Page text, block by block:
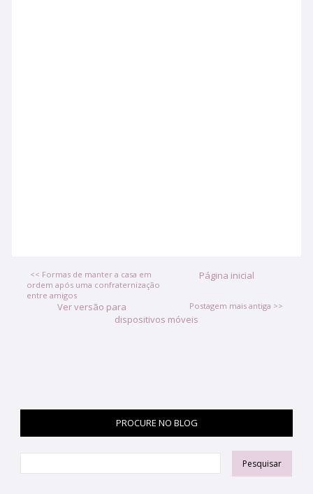
<< Formas de manter a casa em
ordem após uma confraternização
entre amigos
Postagem mais antiga >>
Página inicial
Ver versão para
dispositivos móveis
PROCURE NO BLOG